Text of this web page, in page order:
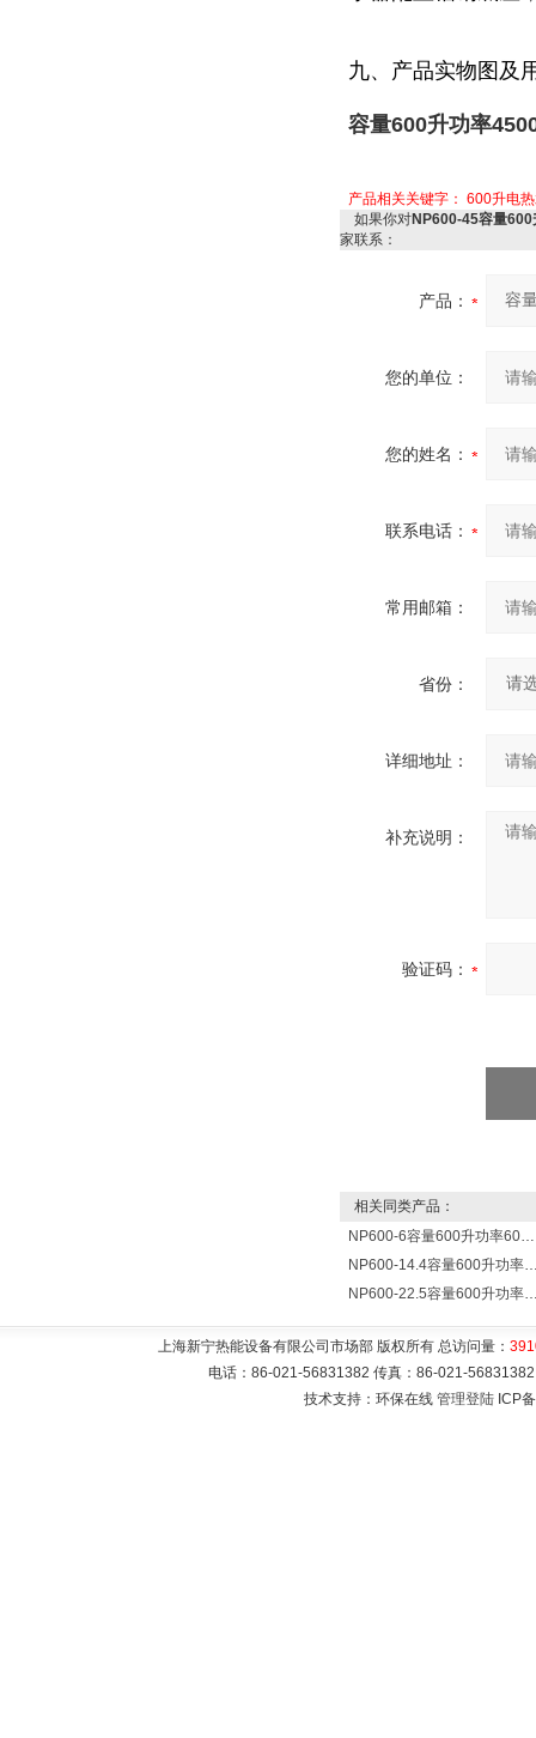
九、产品实物图及
容量600升功率
产品相关关键字： 600升电
如果你对NP600-45容量
家联系：
产品：
您的单位：
您的姓名：
联系电话：
常用邮箱：
省份：
详细地址：
补充说明：
验证码：
相关同类产品：
NP600-6容量600升功率6000瓦新宁电热水器 热水锅炉
NP600-14.4容量600升功率14400瓦蓄
NP600-22.5容量600升功率22500瓦储
上海新宁热能设备有限公司市场部 版权所有 总访问量：
电话：86-021-56831382 传真：86-021-
技术支持：环保在线 管理登陆 ICP